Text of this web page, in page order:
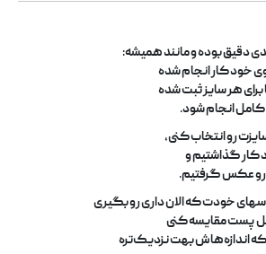
دقیقبوده و مانند همیشه:
خود کار انجام شده
هر سایز ثبت شده
کامل انجام شود.
رو انتخاب کنی،
کارگذاشتیم و
رو عکس گرفتیم.
خودت که الان داری رو بگیری
پست مقایسه کنی
اندازه‌هاش بهت نزدیک‌تره